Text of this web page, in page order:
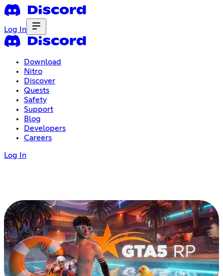
Log In
Download
Nitro
Discover
Quests
Safety
Support
Blog
Developers
Careers
Log In